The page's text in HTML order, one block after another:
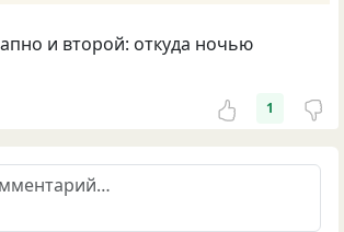
и второй: откуда ночью
1